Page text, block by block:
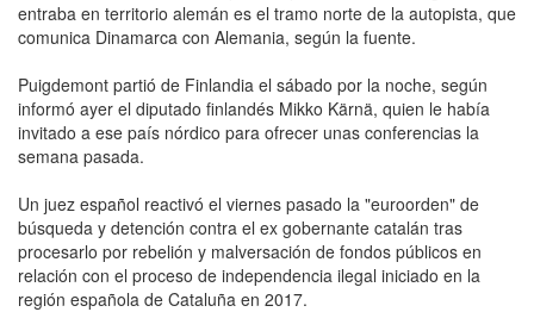
entraba en territorio alemán es el tramo norte de la autopista, que
comunica Dinamarca con Alemania, según la fuente.
Puigdemont partió de Finlandia el sábado por la noche, según
informó ayer el diputado finlandés Mikko Kärnä, quien le había
invitado a ese país nórdico para ofrecer unas conferencias la
semana pasada.
Un juez español reactivó el viernes pasado la "euroorden" de
búsqueda y detención contra el ex gobernante catalán tras
procesarlo por rebelión y malversación de fondos públicos en
relación con el proceso de independencia ilegal iniciado en la
región española de Cataluña en 2017.